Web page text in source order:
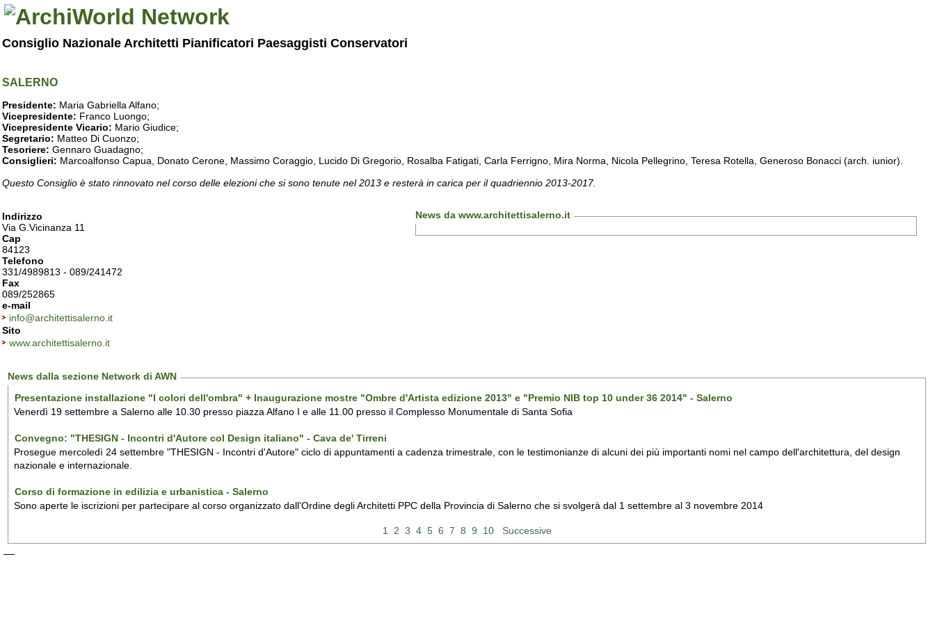
Consiglio Nazionale Architetti Pianificatori Paesaggisti Conservatori
SALERNO
Presidente: Maria Gabriella Alfano;
Vicepresidente: Franco Luongo;
Vicepresidente Vicario: Mario Giudice;
Segretario: Matteo Di Cuonzo;
Tesoriere: Gennaro Guadagno;
Consiglieri: Marcoalfonso Capua, Donato Cerone, Massimo Coraggio, Lucido Di Gregorio, Rosalba Fatigati, Carla Ferrigno, Mira Norma, Nicola Pellegrino, Teresa Rotella, Generoso Bonacci (arch. iunior).
Questo Consiglio è stato rinnovato nel corso delle elezioni che si sono tenute nel 2013 e resterà in carica per il quadriennio 2013-2017.
Indirizzo
Via G.Vicinanza 11
Cap
84123
Telefono
331/4989813 - 089/241472
Fax
089/252865
e-mail
info@architettisalerno.it
Sito
www.architettisalerno.it
News da www.architettisalerno.it
News dalla sezione Network di AWN
Presentazione installazione "I colori dell'ombra" + Inaugurazione mostre "Ombre d'Artista edizione 2013" e "Premio NIB top 10 under 36 2014" - Salerno
Venerdì 19 settembre a Salerno alle 10.30 presso piazza Alfano I e alle 11.00 presso il Complesso Monumentale di Santa Sofia
Convegno: "THESIGN - Incontri d'Autore col Design italiano" - Cava de' Tirreni
Prosegue mercoledì 24 settembre "THESIGN - Incontri d'Autore" ciclo di appuntamenti a cadenza trimestrale, con le testimonianze di alcuni dei più importanti nomi nel campo dell'architettura, del design
nazionale e internazionale.
Corso di formazione in edilizia e urbanistica - Salerno
Sono aperte le iscrizioni per partecipare al corso organizzato dall'Ordine degli Architetti PPC della Provincia di Salerno che si svolgerà dal 1 settembre al 3 novembre 2014
1 2 3 4 5 6 7 8 9 10 Successive